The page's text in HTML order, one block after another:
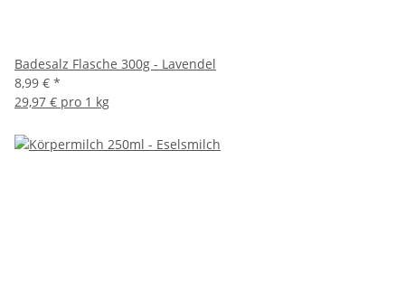
Badesalz Flasche 300g - Lavendel
8,99 € *
29,97 € pro 1 kg